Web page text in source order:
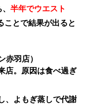
、半年でウエスト
ことで結果が出ると
羽店）
店。原因は食べ過ぎ
、よもぎ蒸しで代謝